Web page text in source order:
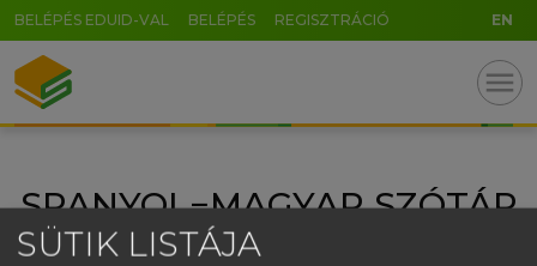
BELÉPÉS EDUID-VAL BELÉPÉS REGISZTRÁCIÓ EN
menu
SPANYOL−MAGYAR SZÓTÁR
SÜTIK LISTÁJA
GR
5
g h j k l é á ű Ω
v b n m ,